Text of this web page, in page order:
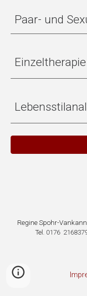
Paar- und
Einzeltherapie
Regine Spohr-
Tel. 0176